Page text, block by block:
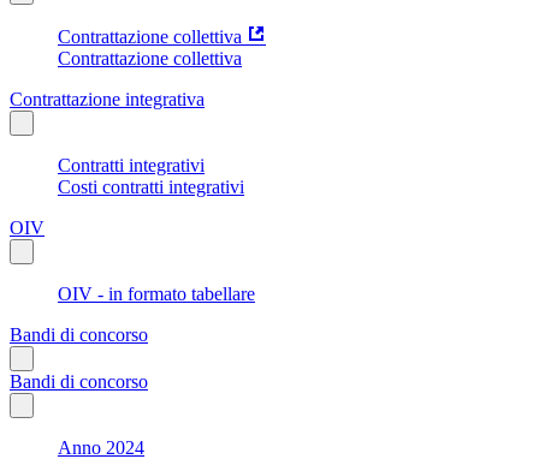
Contrattazione collettiva
Contrattazione collettiva
Contrattazione integrativa
Contratti integrativi
Costi contratti integrativi
OIV
OIV - in formato tabellare
Bandi di concorso
Bandi di concorso
Anno 2024